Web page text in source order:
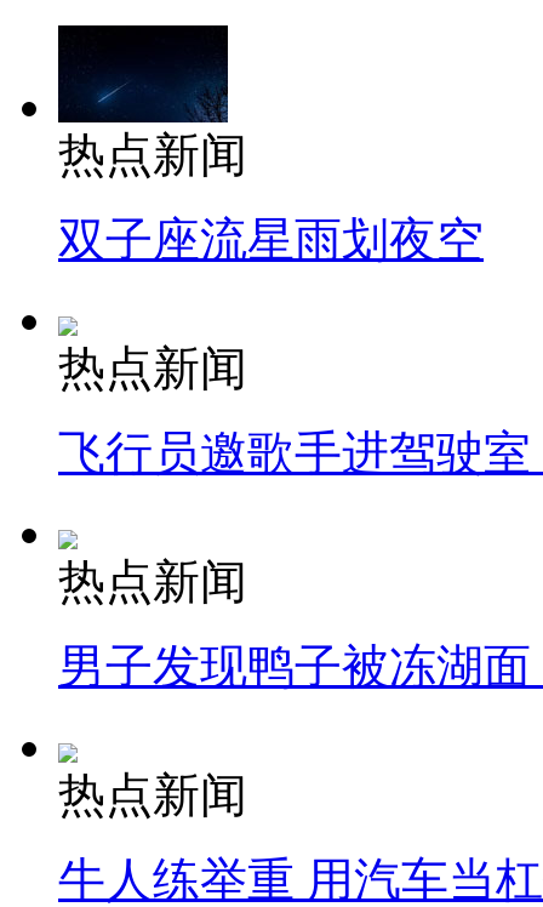
热点新闻
双子座流星雨划夜空
热点新闻
飞行员邀歌手进驾驶
热点新闻
男子发现鸭子被冻湖
热点新闻
牛人练举重 用汽车当